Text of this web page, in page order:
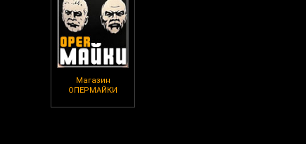
Магазин
ОПЕРМАЙКИ